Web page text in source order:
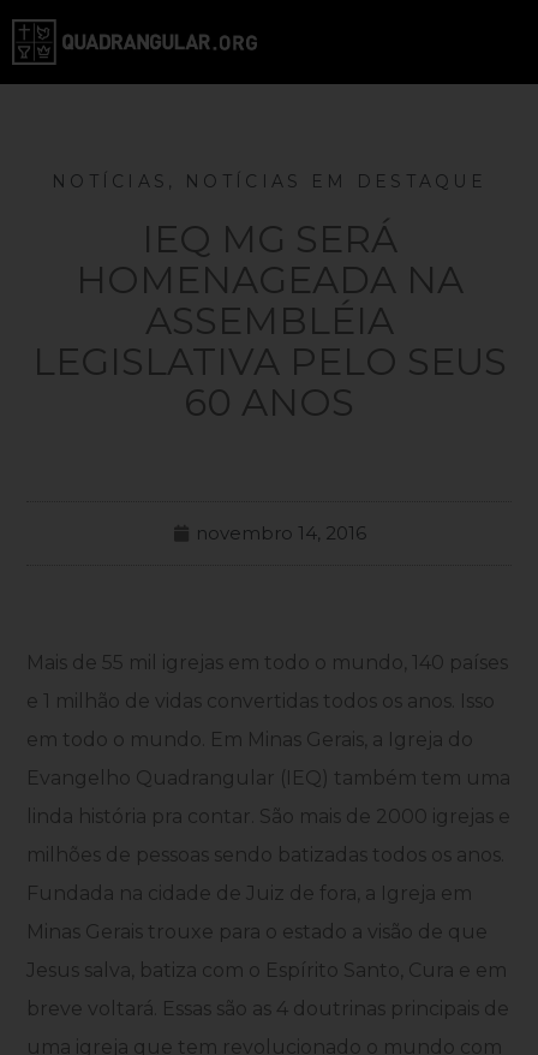
NOTÍCIAS , NOTÍCIAS EM DESTAQUE
IEQ MG SERÁ
HOMENAGEADA NA
ASSEMBLÉIA
LEGISLATIVA PELO SEUS
60 ANOS
novembro 14, 2016
Mais de 55 mil igrejas em todo o mundo, 140 países
e 1 milhão de vidas convertidas todos os anos. Isso
em todo o mundo. Em Minas Gerais, a Igreja do
Evangelho Quadrangular (IEQ) também tem uma
linda história pra contar. São mais de 2000 igrejas e
milhões de pessoas sendo batizadas todos os anos.
Fundada na cidade de Juiz de fora, a Igreja em
Minas Gerais trouxe para o estado a visão de que
Jesus salva, batiza com o Espírito Santo, Cura e em
breve voltará. Essas são as 4 doutrinas principais de
uma igreja que tem revolucionado o mundo com